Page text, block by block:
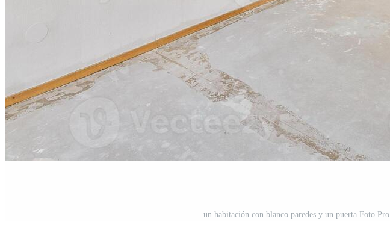
un habitación con blanco paredes y un puerta Foto Pro